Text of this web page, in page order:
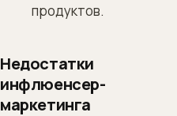
продуктов.
Недостатки
инфлюенсер-
маркетинга